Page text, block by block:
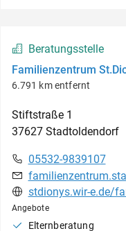
Beratungsstelle
Familienzentrum
6.791 km entfernt
Stiftstraße 1
37627 Stadtoldendorf
05532-9839107
stdionys.wir-e.de/
Angebote
Elternberatung